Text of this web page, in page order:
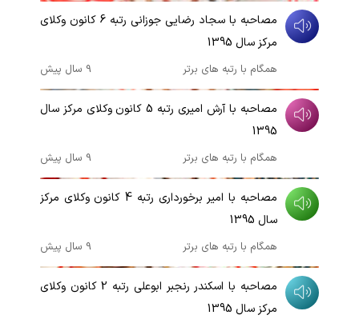
مصاحبه با سجاد رضایی جوزانی رتبه 6 کانون وکلای
مرکز سال 1395
همگام با رتبه های برتر 9 سال پیش 00:05:18
مصاحبه با آرش امیری رتبه 5 کانون وکلای مرکز سال
1395
همگام با رتبه های برتر 9 سال پیش 00:03:58
مصاحبه با امیر برخورداری رتبه 4 کانون وکلای مرکز
سال 1395
همگام با رتبه های برتر 9 سال پیش 00:03:58
مصاحبه با اسکندر رنجبر ابوعلی رتبه 2 کانون وکلای
مرکز سال 1395